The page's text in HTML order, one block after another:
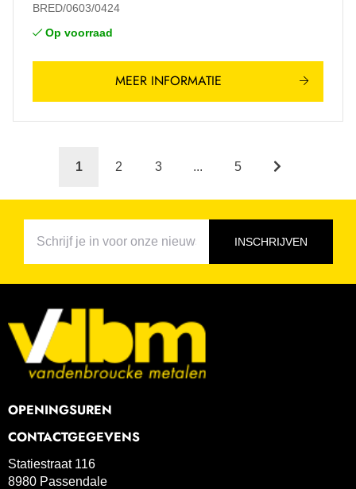
BRED/0603/0424
Op voorraad
MEER INFORMATIE
1 2 3 ... 5
INSCHRIJVEN
OPENINGSUREN
CONTACTGEGEVENS
Statiestraat 116
8980 Passendale